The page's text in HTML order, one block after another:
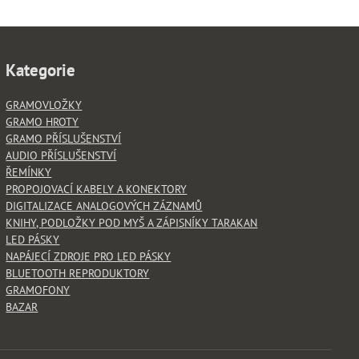
Kategorie
GRAMOVLOŽKY
GRAMO HROTY
GRAMO PŘÍSLUŠENSTVÍ
AUDIO PŘÍSLUŠENSTVÍ
ŘEMÍNKY
PROPOJOVACÍ KABELY A KONEKTORY
DIGITALIZACE ANALOGOVÝCH ZÁZNAMŮ
KNIHY, PODLOŽKY POD MYŠ A ZÁPISNÍKY TARAKAN
LED PÁSKY
NAPÁJECÍ ZDROJE PRO LED PÁSKY
BLUETOOTH REPRODUKTORY
GRAMOFONY
BAZAR